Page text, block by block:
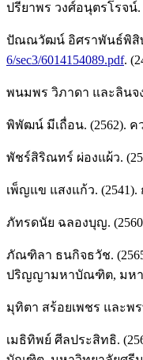
ปรียาพร วงศ์อนุตรโรจน์
ปัณณวัฒน์ อิศราพันธ์พิสิษ
6/sec3/6014154089.pdf.
พนมพร วิภาดา และลินจ
พิพัฒน์ มีเถื่อน. (2562).
พัชร์สิริณทร์ ผ่องแผ้ว.
เพ็ญแข แสงแก้ว.
ภัทรดนัย ฉลองบุญ.
ภัณฑิลา ธนกิจธวัช.
ปริญญามหาบัณฑิต, มหา
มุทิตา สร้อยเพชร และพ
เมธิทิพย์ ศีลประสิทธิ.